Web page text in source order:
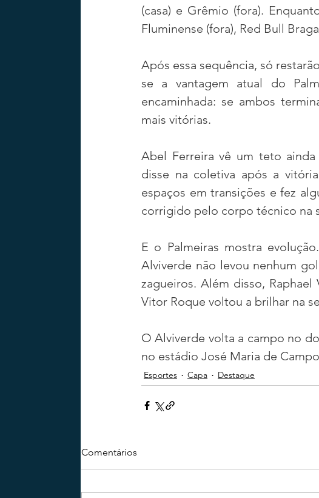
(casa) e Grêmio (fora).
Fluminense (fora), Red Bull
Após essa sequência, só
se a vantagem atual do
encaminhada: se ambos
mais vitórias.
Abel Ferreira vê um teto
disse na coletiva após a
espaços em transições e fez
corrigido pelo corpo técnico na
E o Palmeiras mostra
Alviverde não levou nenhum
zagueiros. Além disso,
Vitor Roque voltou a brilhar na
O Alviverde volta a campo no
no estádio José Maria de
Esportes Capa Destaque
Comentários